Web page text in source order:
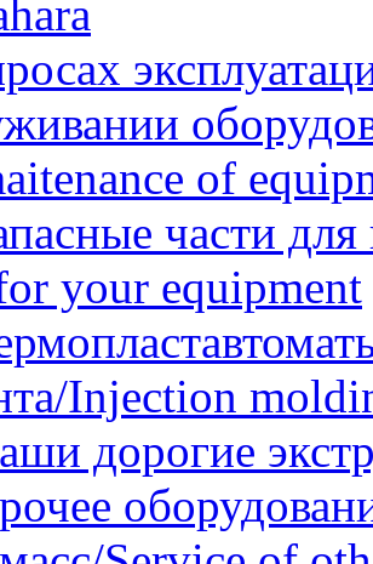
of
части для
your equipment
Injection
дорогие